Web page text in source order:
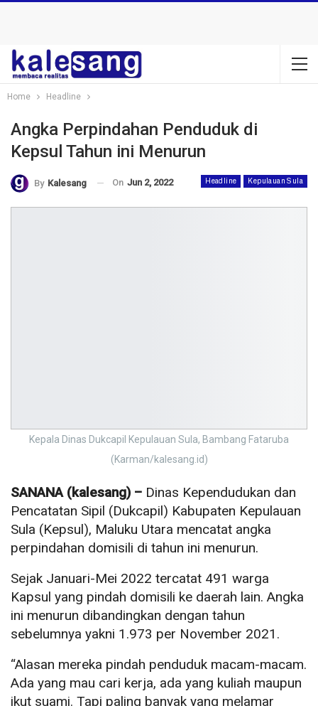
Home Headline
Angka Perpindahan Penduduk di
Kepsul Tahun ini Menurun
Headline Kepulauan Sula
By Kalesang On Jun 2, 2022
Kepala Dinas Dukcapil Kepulauan Sula, Bambang Fataruba
(Karman/kalesang.id)
SANANA (kalesang) – Dinas Kependudukan dan
Pencatatan Sipil (Dukcapil) Kabupaten Kepulauan
Sula (Kepsul), Maluku Utara mencatat angka
perpindahan domisili di tahun ini menurun.
Sejak Januari-Mei 2022 tercatat 491 warga
Kapsul yang pindah domisili ke daerah lain. Angka
ini menurun dibandingkan dengan tahun
sebelumnya yakni 1.973 per November 2021.
“Alasan mereka pindah penduduk macam-macam.
Ada yang mau cari kerja, ada yang kuliah maupun
ikut suami. Tapi paling banyak yang melamar